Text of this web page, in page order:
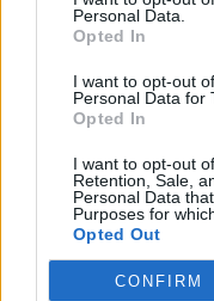
Personal Data.
Opted In
I want to opt-out
Personal Data for
Opted In
I want to opt-out
Retention, Sale,
Personal Data
Purposes for
Opted Out
CONFIRM
Nel frattempo,
indipendente,
genere in
ARF!, con
autori e oltre
edizioni